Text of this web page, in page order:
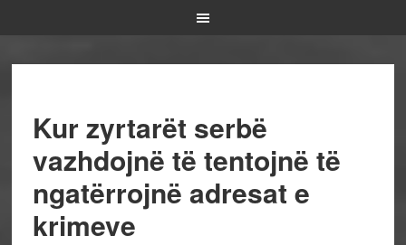
Kur zyrtarët serbë
vazhdojnë të tentojnë të
ngatërrojnë adresat e
krimeve